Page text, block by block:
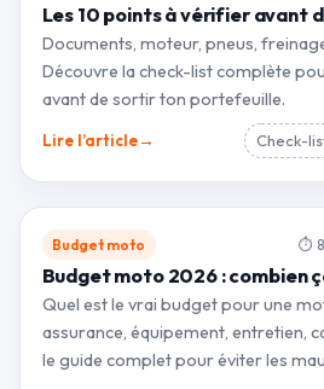
Les 10 points à vérifier avant
Documents, moteur, pneus,
Découvre la check-list complète
avant de sortir ton portefeuille.
Lire l’article→ Check-
Budget moto ⏱
Budget moto 2026 : combien
Quel est le vrai budget pour une
assurance, équipement, entretien,
le guide complet pour éviter les